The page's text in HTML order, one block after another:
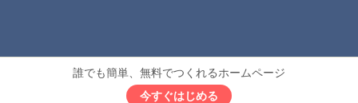
誰でも簡単、無料でつくれるホームページ
今すぐはじめる